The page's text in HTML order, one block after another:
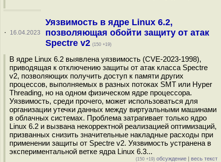
· 16.04.2023
Уязвимость в ядре Linux 6.2,
позволяющая обойти защиту от атак
Spectre v2 (150 +19)
В ядре Linux 6.2 выявлена уязвимость (CVE-2023-1998),
приводящая к отключению защиты от атак класса Spectre
v2, позволяющих получить доступ к памяти других
процессов, выполняемых в разных потоках SMT или Hyper
Threading, но на одном физическом ядре процессора.
Уязвимость, среди прочего, может использоваться для
организации утечки данных между виртуальными машинами
в облачных системах. Проблема затрагивает только ядро
Linux 6.2 и вызвана некорректной реализацией оптимизаций,
призванных снизить значительные накладные расходы при
применении защиты от Spectre v2. Уязвимость устранена в
экспериментальной ветке ядра Linux 6.3...
(150 +19) обсуждение | весь текст